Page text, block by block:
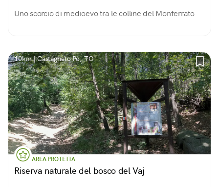
Uno scorcio di medioevo tra le colline del Monferrato
10km | Castagneto Po, TO
AREA PROTETTA
Riserva naturale del bosco del Vaj